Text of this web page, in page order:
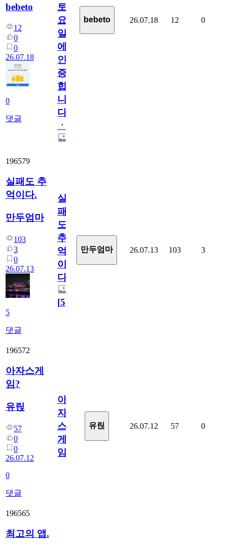
bebeto
12
0
0
26.07.18
0
댓글
토
요
일
에
인
증
합
니
다
ㆍ
bebeto 26.07.18 12 0
196579
실패도 추
억이다.
만두엄마
103
3
0
26.07.13
5
댓글
실
패
도
추
억
이
다.
[5]
만두엄마 26.07.13 103 3
196572
아자스게
임?
유릱
57
0
0
26.07.12
0
댓글
아
자
스
게
임?
유릱 26.07.12 57 0
196565
최고의 앱.